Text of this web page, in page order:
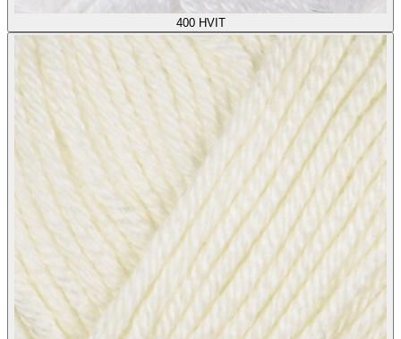
400 HVIT